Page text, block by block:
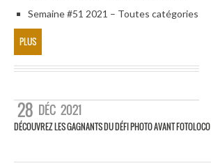
Semaine #51 2021 – Toutes catégories
PLUS
28 DÉC 2021
DÉCOUVREZ LES GAGNANTS DU DÉFI PHOTO AVANT FOTOLOCO